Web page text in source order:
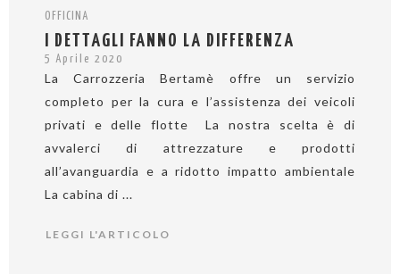
OFFICINA
I DETTAGLI FANNO LA DIFFERENZA
5 Aprile 2020
La Carrozzeria Bertamè offre un servizio
completo per la cura e l’assistenza dei veicoli
privati e delle flotte La nostra scelta è di
avvalerci di attrezzature e prodotti
all’avanguardia e a ridotto impatto ambientale
La cabina di ...
LEGGI L'ARTICOLO